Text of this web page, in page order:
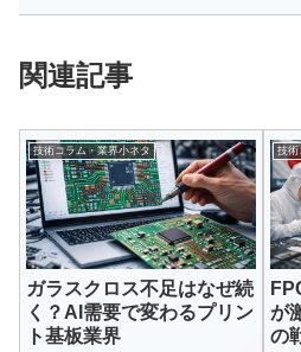
関連記事
技術コラム・業界小ネタ
ガラスクロス不足はなぜ続
く？AI需要で変わるプリン
ト基板業界
技術
が
の